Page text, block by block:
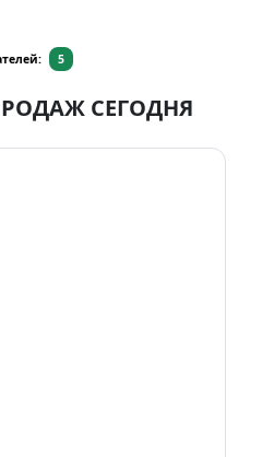
5
СЕГОДНЯ